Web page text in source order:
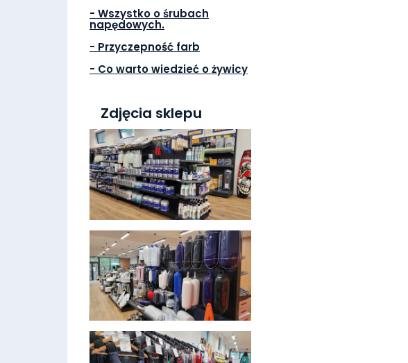
- Wszystko o śrubach
napędowych.
- Przyczepność farb
- Co warto wiedzieć o żywicy
Zdjęcia sklepu